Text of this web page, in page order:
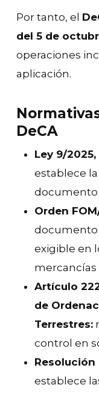
Por tanto, el
del 5 de
operaciones
aplicación.
DeCA
Ley 9/
establece
documento
Orden
documento
exigible en
mercancías
Artículo
de
Terrestres:
control en
Resolución
establece